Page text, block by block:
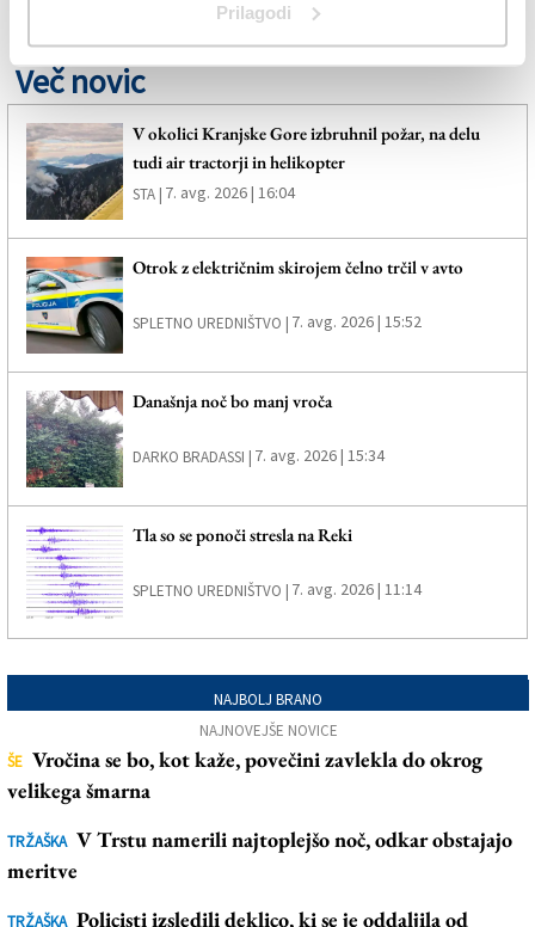
Prilagodi
Več novic
V okolici Kranjske Gore izbruhnil požar, na delu
tudi air tractorji in helikopter
STA | 7. avg. 2026 | 16:04
Otrok z električnim skirojem čelno trčil v avto
SPLETNO UREDNIŠTVO | 7. avg. 2026 | 15:52
Današnja noč bo manj vroča
DARKO BRADASSI | 7. avg. 2026 | 15:34
Tla so se ponoči stresla na Reki
SPLETNO UREDNIŠTVO | 7. avg. 2026 | 11:14
NAJBOLJ BRANO
NAJNOVEJŠE NOVICE
ŠE Vročina se bo, kot kaže, povečini zavlekla do okrog
velikega šmarna
TRŽAŠKA V Trstu namerili najtoplejšo noč, odkar obstajajo
meritve
TRŽAŠKA Policisti izsledili deklico, ki se je oddaljila od